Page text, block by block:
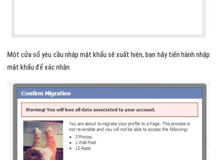
Một cửa sổ yêu cầu nhập mật khẩu sẽ xuất hiện, bạn hãy tiến hành nhập
mật khẩu để xác nhận